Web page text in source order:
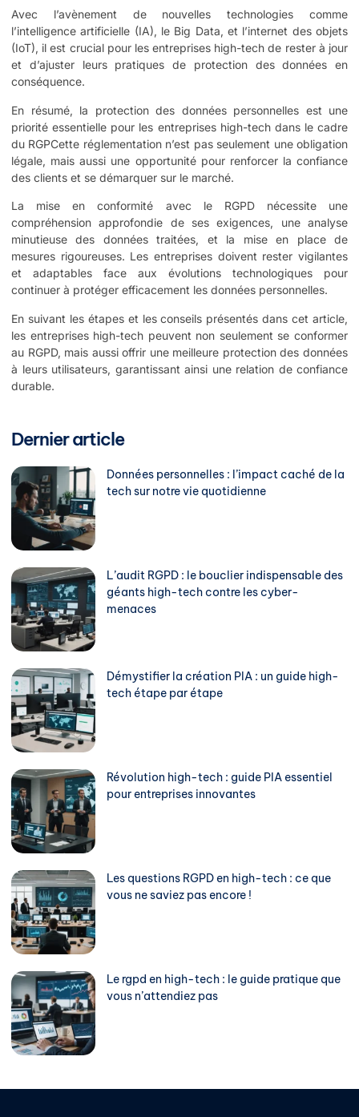
Avec l’avènement de nouvelles technologies comme
l’intelligence artificielle (IA), le Big Data, et l’internet des objets
(IoT), il est crucial pour les entreprises high-tech de rester à jour
et d’ajuster leurs pratiques de protection des données en
conséquence.
En résumé, la protection des données personnelles est une
priorité essentielle pour les entreprises high-tech dans le cadre
du RGPCette réglementation n’est pas seulement une obligation
légale, mais aussi une opportunité pour renforcer la confiance
des clients et se démarquer sur le marché.
La mise en conformité avec le RGPD nécessite une
compréhension approfondie de ses exigences, une analyse
minutieuse des données traitées, et la mise en place de
mesures rigoureuses. Les entreprises doivent rester vigilantes
et adaptables face aux évolutions technologiques pour
continuer à protéger efficacement les données personnelles.
En suivant les étapes et les conseils présentés dans cet article,
les entreprises high-tech peuvent non seulement se conformer
au RGPD, mais aussi offrir une meilleure protection des données
à leurs utilisateurs, garantissant ainsi une relation de confiance
durable.
Dernier article
Données personnelles : l’impact caché de la
tech sur notre vie quotidienne
L’audit RGPD : le bouclier indispensable des
géants high-tech contre les cyber-
menaces
Démystifier la création PIA : un guide high-
tech étape par étape
Révolution high-tech : guide PIA essentiel
pour entreprises innovantes
Les questions RGPD en high-tech : ce que
vous ne saviez pas encore !
Le rgpd en high-tech : le guide pratique que
vous n’attendiez pas